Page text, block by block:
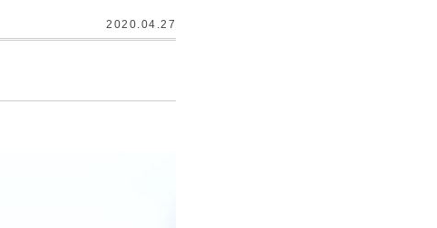
2020.04.27